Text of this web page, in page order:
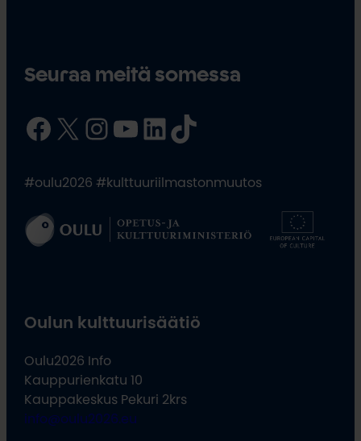
Seuraa meitä somessa
Facebook X InstagramYouTube LinkedIn TikTok
#oulu2026 #kulttuuriilmastonmuutos
Oulun kulttuurisäätiö
Oulu2026 Info
Kauppurienkatu 10
Kauppakeskus Pekuri 2krs
info@oulu2026.eu